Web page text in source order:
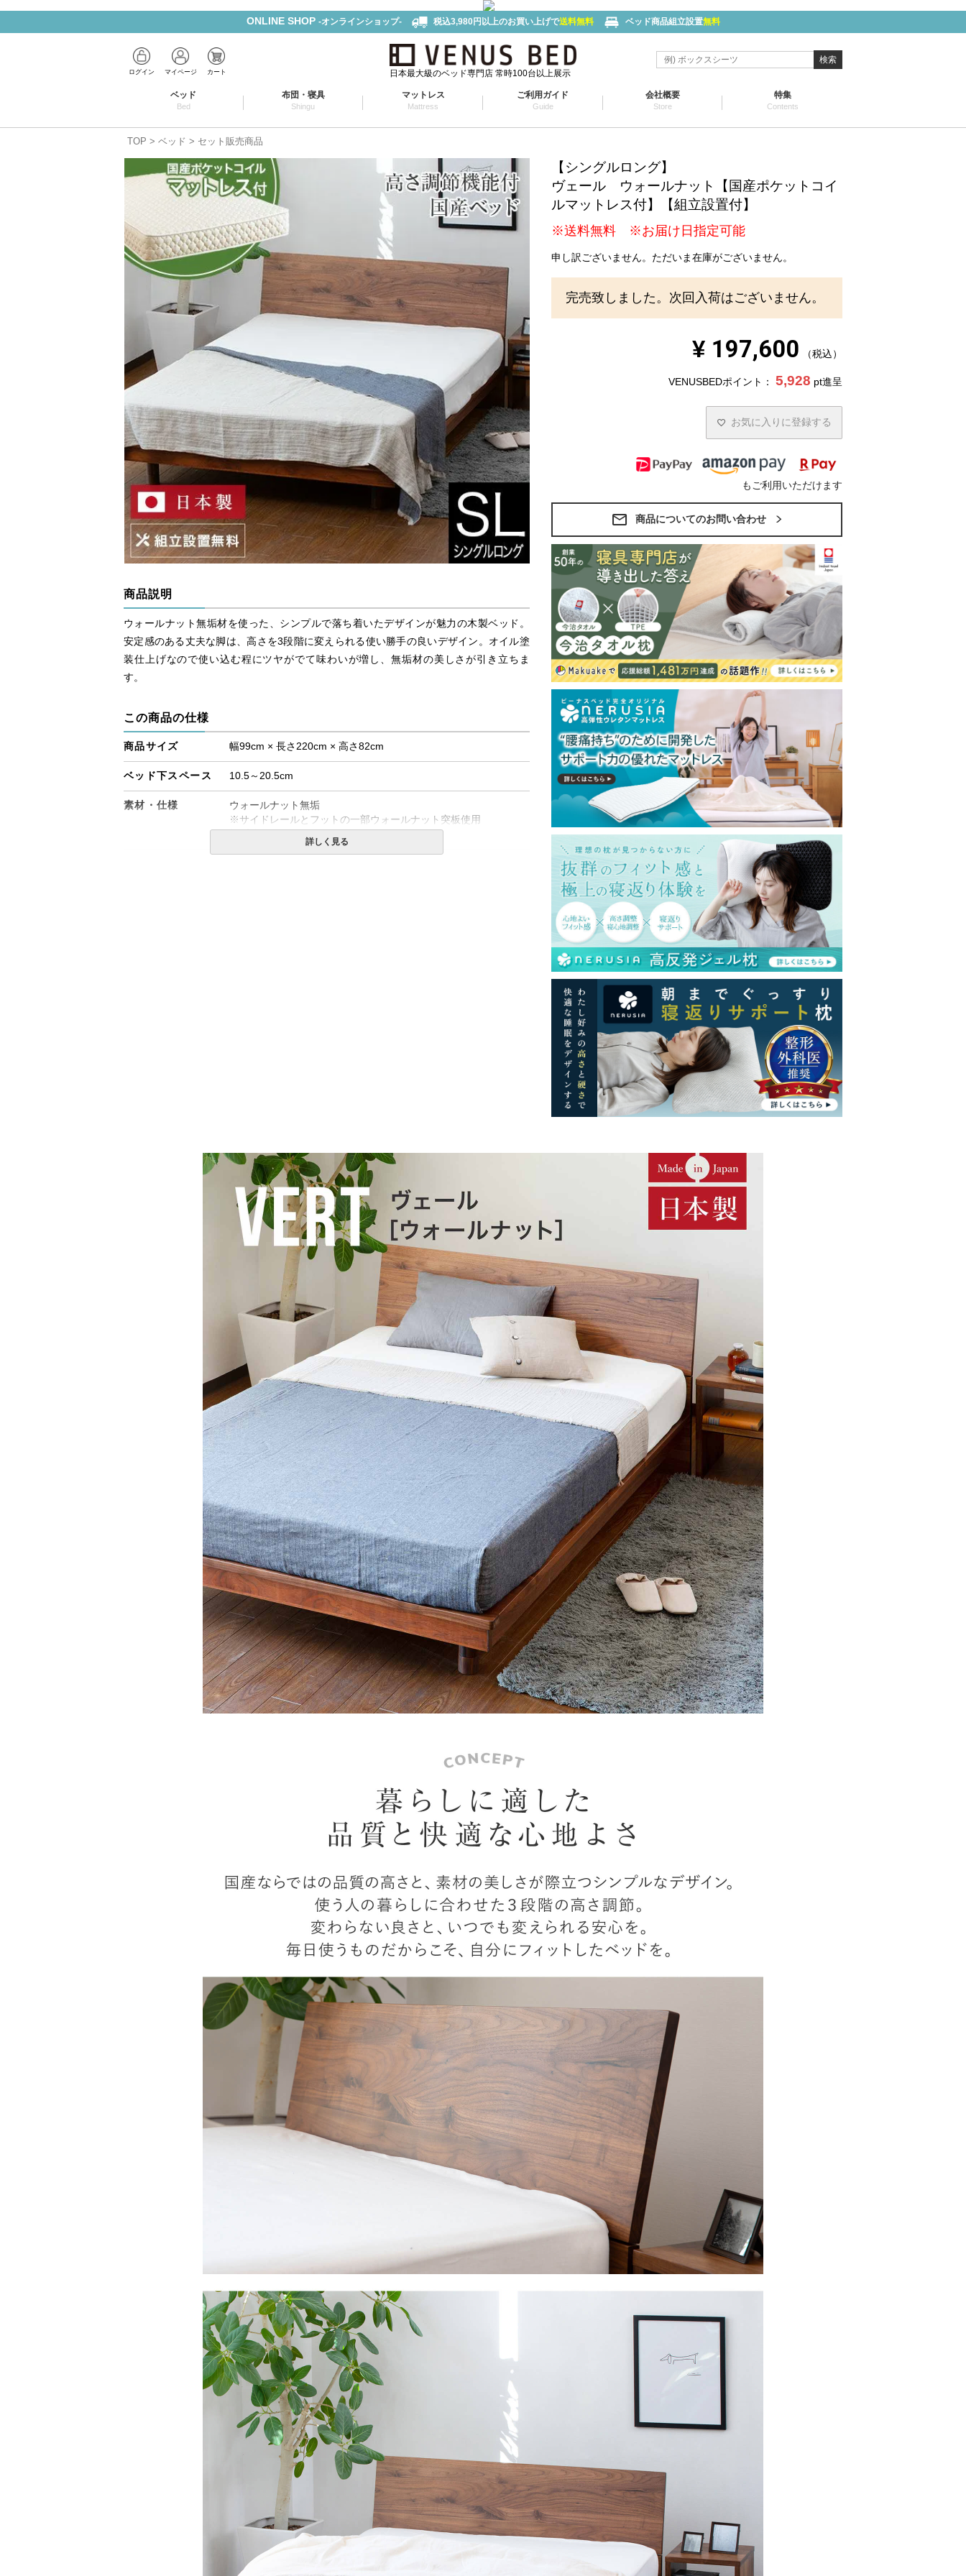
ONLINE SHOP -オンラインショップ- 税込3,980円以上のお買い上げで送料無料 ベッド商品組立設置無料
ログイン マイページ カート 日本最大級のベッド専門店 常時100台以上展示
検索
ベッド
Bed
布団・寝具
Shingu
マットレス
Mattress
ご利用ガイド
Guide
会社概要
Store
特集
Contents
TOP ベッド セット販売商品
商品説明
ウォールナット無垢材を使った、シンプルで落ち着いたデザインが魅力の木製ベッド。
安定感のある丈夫な脚は、高さを3段階に変えられる使い勝手の良いデザイン。オイル塗
装仕上げなので使い込む程にツヤがでて味わいが増し、無垢材の美しさが引き立ちま
す。
この商品の仕様
商品サイズ 幅99cm × 長さ220cm × 高さ82cm
ベッド下スペース 10.5～20.5cm
素材・仕様
ウォールナット無垢
※サイドレールとフットの一部ウォールナット突板使用
詳しく見る
【シングルロング】
ヴェール ウォールナット【国産ポケットコイ
ルマットレス付】【組立設置付】
※送料無料 ※お届け日指定可能
申し訳ございません。ただいま在庫がございません。
完売致しました。次回入荷はございません。
¥ 197,600 税込
VENUSBEDポイント： 5,928 pt進呈
お気に入りに登録する
もご利用いただけます
商品についてのお問い合わせ